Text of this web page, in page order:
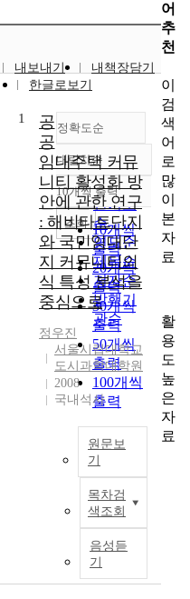
내보내기
내책장담기
한글로보기
정확도순
정확도
순
인기도
순
연도순
제목순
저자순
발행기
관순
내림차순
내림차순
10개씩 출력
10개씩
출력
20개씩
출력
30개씩
출력
50개씩
출력
100개씩
출력
조회
1
공
공
임대주택 커뮤
니티 활성화 방
안에 관한 연구
: 해비타트단지
와 국민임대단
지 커뮤니티의
식 특성 분석을
중심으로
정우진
서울시립대학교
도시과학대학원
2008
국내석사
원문보
기
목차검
색조회
음성듣
기
어
추
천
이
검
색
어
로
많
이
본
자
료
활
용
도
높
은
자
료